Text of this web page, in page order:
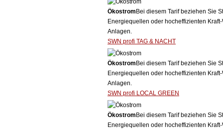
Ökostrom Bei diesem Tarif beziehen Sie
Energiequellen oder hocheffizienten
Anlagen.
SWN profi TAG & NACHT
Ökostrom Bei diesem Tarif beziehen Sie
Energiequellen oder hocheffizienten
Anlagen.
SWN profi LOCAL GREEN
Ökostrom Bei diesem Tarif beziehen Sie
Energiequellen oder hocheffizienten